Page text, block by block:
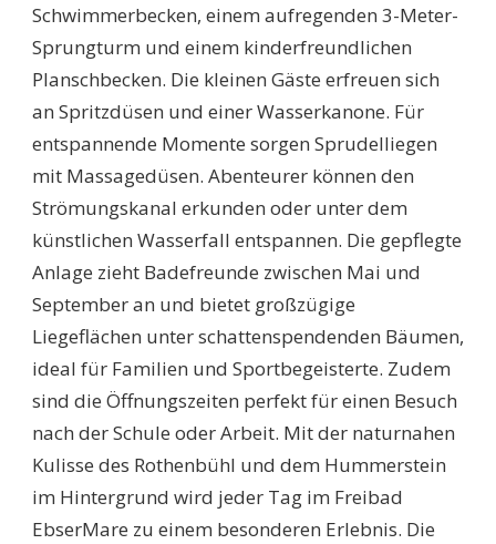
Schwimmerbecken, einem aufregenden 3-Meter-
Sprungturm und einem kinderfreundlichen
Planschbecken. Die kleinen Gäste erfreuen sich
an Spritzdüsen und einer Wasserkanone. Für
entspannende Momente sorgen Sprudelliegen
mit Massagedüsen. Abenteurer können den
Strömungskanal erkunden oder unter dem
künstlichen Wasserfall entspannen. Die gepflegte
Anlage zieht Badefreunde zwischen Mai und
September an und bietet großzügige
Liegeflächen unter schattenspendenden Bäumen,
ideal für Familien und Sportbegeisterte. Zudem
sind die Öffnungszeiten perfekt für einen Besuch
nach der Schule oder Arbeit. Mit der naturnahen
Kulisse des Rothenbühl und dem Hummerstein
im Hintergrund wird jeder Tag im Freibad
EbserMare zu einem besonderen Erlebnis. Die